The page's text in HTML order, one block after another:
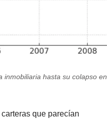
inmobiliaria hasta su colapso en
que parecían